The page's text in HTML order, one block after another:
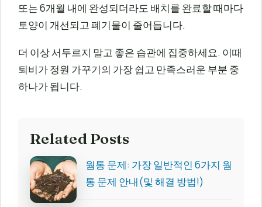
또는 6개월 내에 완성되더라도 배치를 완료할 때마다
토양이 개선되고 폐기물이 줄어듭니다.
더 이상 서두르지 말고 좋은 습관에 집중하세요. 이때
퇴비가 정원 가꾸기의 가장 쉽고 만족스러운 부분 중
하나가 됩니다.
Related Posts
웜통 문제: 가장 일반적인 6가지 웜
통 문제 안내(및 해결 방법!)